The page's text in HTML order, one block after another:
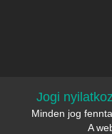
Jogi
Minden jog
A